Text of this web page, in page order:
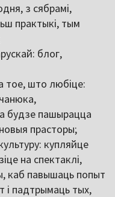
з сябрамі,
практыкі, тым
блог,
тое, што любіце:
будзе пашырацца
прасторы;
купляйце
на спектаклі,
каб павышаць попыт
і падтрымаць тых,